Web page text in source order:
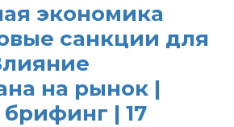
экономика
санкции для
на рынок |
| 17